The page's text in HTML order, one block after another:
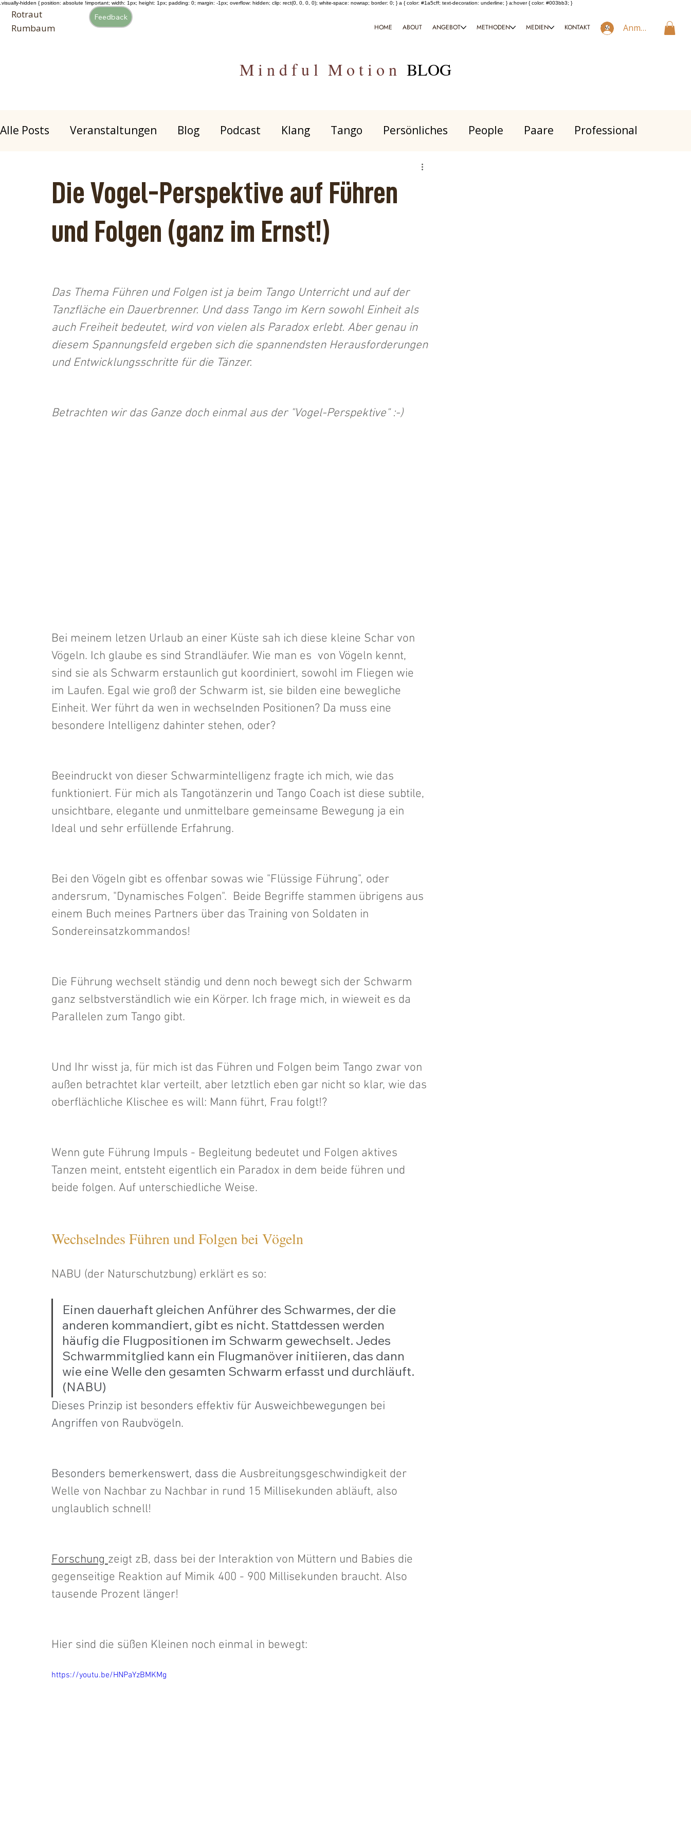
.visually-hidden { position: absolute !important; width: 1px; height: 1px; padding: 0; margin: -1px; overflow: hidden; clip: rect(0, 0, 0, 0); white-space: nowrap; border: 0; } a { color: #1a5cff; text-decoration: underline; } a:hover { color: #003bb3; }
Rotraut
Rumbaum
Feedback
HOME
ABOUT ANGEBOT METHODEN MEDIEN KONTAKT FAQ Anmelden
Alle Posts Veranstaltungen Blog Podcast Klang Tango Persönliches People Paare Professional
Gesundheit
Die Vogel-Perspektive auf Führen
und Folgen (ganz im Ernst!)
Das Thema Führen und Folgen ist ja beim Tango Unterricht und auf der
Tanzfläche ein Dauerbrenner. Und dass Tango im Kern sowohl Einheit als
auch Freiheit bedeutet, wird von vielen als Paradox erlebt. Aber genau in
diesem Spannungsfeld ergeben sich die spannendsten Herausforderungen
und Entwicklungsschritte für die Tänzer.
Betrachten wir das Ganze doch einmal aus der "Vogel-Perspektive" :-)
Bei meinem letzen Urlaub an einer Küste sah ich diese kleine Schar von
Vögeln. Ich glaube es sind Strandläufer. Wie man es  von Vögeln kennt,
sind sie als Schwarm erstaunlich gut koordiniert, sowohl im Fliegen wie
im Laufen. Egal wie groß der Schwarm ist, sie bilden eine bewegliche
Einheit. Wer führt da wen in wechselnden Positionen? Da muss eine
besondere Intelligenz dahinter stehen, oder?
Beeindruckt von dieser Schwarmintelligenz fragte ich mich, wie das
funktioniert. Für mich als Tangotänzerin und Tango Coach ist diese subtile,
unsichtbare, elegante und unmittelbare gemeinsame Bewegung ja ein
Ideal und sehr erfüllende Erfahrung.
Bei den Vögeln gibt es offenbar sowas wie "Flüssige Führung", oder
andersrum, "Dynamisches Folgen".  Beide Begriffe stammen übrigens aus
einem Buch meines Partners über das Training von Soldaten in
Sondereinsatzkommandos!
Die Führung wechselt ständig und denn noch bewegt sich der Schwarm
ganz selbstverständlich wie ein Körper. Ich frage mich, in wieweit es da
Parallelen zum Tango gibt.
Und Ihr wisst ja, für mich ist das Führen und Folgen beim Tango zwar von
außen betrachtet klar verteilt, aber letztlich eben gar nicht so klar, wie das
oberflächliche Klischee es will: Mann führt, Frau folgt!?
Wenn gute Führung Impuls - Begleitung bedeutet und Folgen aktives
Tanzen meint, entsteht eigentlich ein Paradox in dem beide führen und
beide folgen. Auf unterschiedliche Weise.
Wechselndes Führen und Folgen bei Vögeln
NABU (der Naturschutzbung) erklärt es so:
Einen dauerhaft gleichen Anführer des Schwarmes, der die
anderen kommandiert, gibt es nicht. Stattdessen werden
häufig die Flugpositionen im Schwarm gewechselt. Jedes
Schwarmmitglied kann ein Flugmanöver initiieren, das dann
wie eine Welle den gesamten Schwarm erfasst und durchläuft.
(NABU)
Dieses Prinzip ist besonders effektiv für Ausweichbewegungen bei
Angriffen von Raubvögeln.
Besonders bemerkenswert, dass die Ausbreitungsgeschwindigkeit der
Welle von Nachbar zu Nachbar in rund 15 Millisekunden abläuft, also
unglaublich schnell!
Forschung zeigt zB, dass bei der Interaktion von Müttern und Babies die
gegenseitige Reaktion auf Mimik 400 - 900 Millisekunden braucht. Also
tausende Prozent länger!
Hier sind die süßen Kleinen noch einmal in bewegt:
https://youtu.be/HNPaYzBMKMg
M i n d f u l M o t i o n BLOG